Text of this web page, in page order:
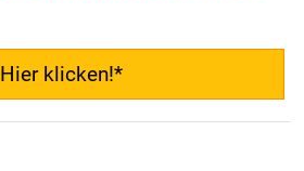
Hier klicken!*